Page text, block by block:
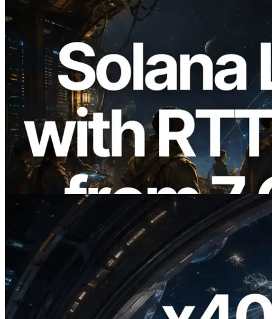
2026.08.05
ERPC 擴展 Solana Leader Slot API：新
增全球 7 個區域的 Ping 測量 —
Validators Information API 同步上線